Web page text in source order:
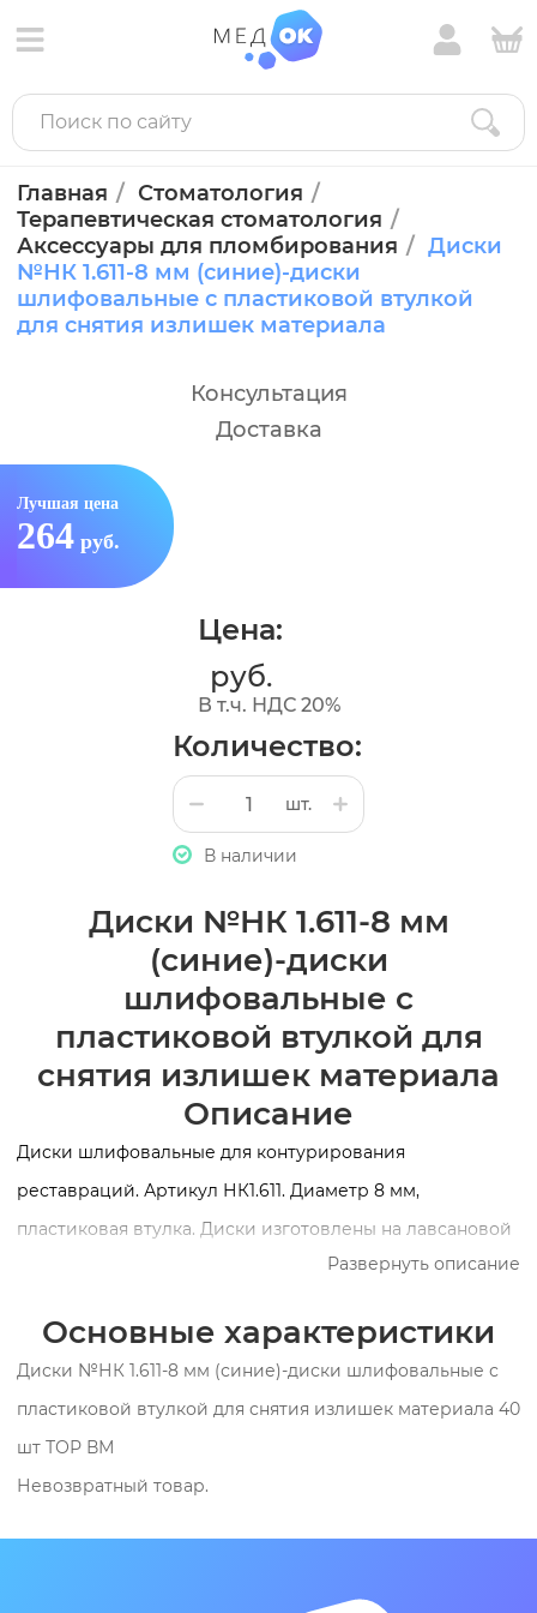
Главная
Стоматология
Терапевтическая стоматология
Аксессуары для пломбирования
Диски
№НК 1.611-8 мм (синие)-диски
шлифовальные с пластиковой втулкой
для снятия излишек материала
Диски №НК 1.611-8 мм
(синие)-диски
шлифовальные с
пластиковой втулкой для
снятия излишек материала
Описание
Диски шлифовальные для контурирования
реставраций. Артикул НК1.611. Диаметр 8 мм,
пластиковая втулка. Диски изготовлены на лавсановой
основе и имеют сплошной абразивный слой по всей
шлифовки и придания формы реставрациям из
полимерных и композитных материалов. Упаковка 40
дисков НК1.611 диаметром 8 мм.
Развернуть описание
Основные характеристики
Диски №НК 1.611-8 мм (синие)-диски шлифовальные с
пластиковой втулкой для снятия излишек материала 40
шт ТОР ВМ
Невозвратный товар.
Лучшая цена
264 руб.
Цена:
руб.
В т.ч. НДС 20%
Количество:
шт.
В наличии
Консультация
Доставка